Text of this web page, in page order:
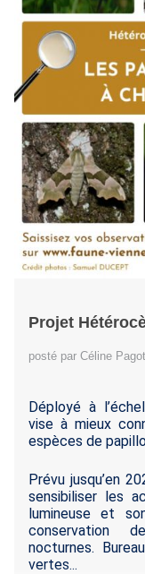
Projet
posté par Céline Pagot
Déployé à
vise à mieux
espèces de
Prévu jusqu’en
sensibiliser les
lumineuse et
conservation
nocturnes.
vertes...